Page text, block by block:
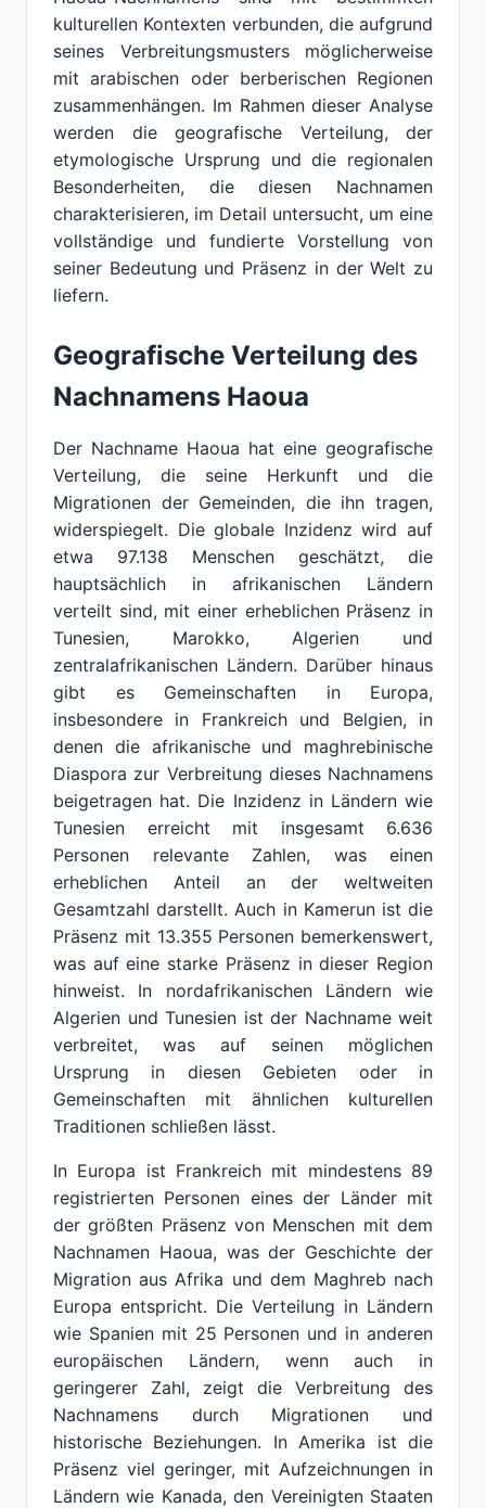
kulturellen Kontexten verbunden, die aufgrund
seines Verbreitungsmusters möglicherweise
mit arabischen oder berberischen Regionen
zusammenhängen. Im Rahmen dieser Analyse
werden die geografische Verteilung, der
etymologische Ursprung und die regionalen
Besonderheiten, die diesen Nachnamen
charakterisieren, im Detail untersucht, um eine
vollständige und fundierte Vorstellung von
seiner Bedeutung und Präsenz in der Welt zu
liefern.
Geografische Verteilung des
Nachnamens Haoua
Der Nachname Haoua hat eine geografische
Verteilung, die seine Herkunft und die
Migrationen der Gemeinden, die ihn tragen,
widerspiegelt. Die globale Inzidenz wird auf
etwa 97.138 Menschen geschätzt, die
hauptsächlich in afrikanischen Ländern
verteilt sind, mit einer erheblichen Präsenz in
Tunesien, Marokko, Algerien und
zentralafrikanischen Ländern. Darüber hinaus
gibt es Gemeinschaften in Europa,
insbesondere in Frankreich und Belgien, in
denen die afrikanische und maghrebinische
Diaspora zur Verbreitung dieses Nachnamens
beigetragen hat. Die Inzidenz in Ländern wie
Tunesien erreicht mit insgesamt 6.636
Personen relevante Zahlen, was einen
erheblichen Anteil an der weltweiten
Gesamtzahl darstellt. Auch in Kamerun ist die
Präsenz mit 13.355 Personen bemerkenswert,
was auf eine starke Präsenz in dieser Region
hinweist. In nordafrikanischen Ländern wie
Algerien und Tunesien ist der Nachname weit
verbreitet, was auf seinen möglichen
Ursprung in diesen Gebieten oder in
Gemeinschaften mit ähnlichen kulturellen
Traditionen schließen lässt.
In Europa ist Frankreich mit mindestens 89
registrierten Personen eines der Länder mit
der größten Präsenz von Menschen mit dem
Nachnamen Haoua, was der Geschichte der
Migration aus Afrika und dem Maghreb nach
Europa entspricht. Die Verteilung in Ländern
wie Spanien mit 25 Personen und in anderen
europäischen Ländern, wenn auch in
geringerer Zahl, zeigt die Verbreitung des
Nachnamens durch Migrationen und
historische Beziehungen. In Amerika ist die
Präsenz viel geringer, mit Aufzeichnungen in
Ländern wie Kanada, den Vereinigten Staaten